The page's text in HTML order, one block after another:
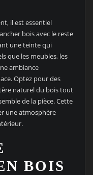
il est essentiel
bois avec le reste
une teinte qui
que les meubles, les
ambiance
Optez pour des
naturel du bois tout
de la pièce. Cette
une atmosphère
BOIS